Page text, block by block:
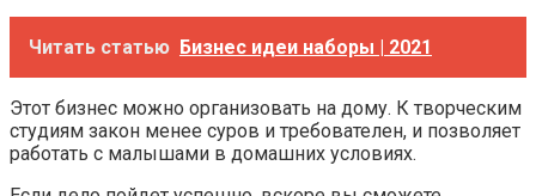
Читать статью Бизнес идеи наборы | 2021
Этот бизнес можно организовать на дому. К творческим
студиям закон менее суров и требователен, и позволяет
работать с малышами в домашних условиях.